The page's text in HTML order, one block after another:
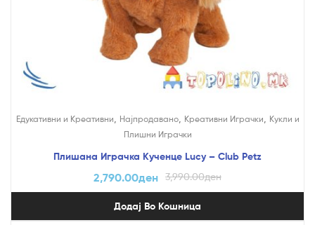
Едукативни и Креативни Најпродавано, Креативни Играчки
Кукли и
Плишни Играчки
Плишана Играчка Кученце Lucy – Club Petz
3,990.00ден
2,790.00ден
Додај Во Кошница